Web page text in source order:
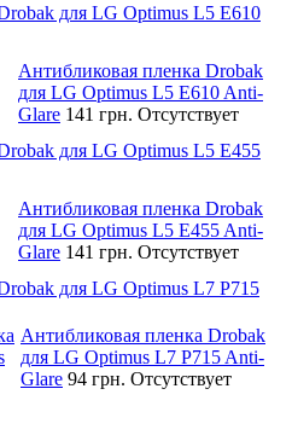
для LG Optimus L5 E610
Антибликовая пленка Drobak
для LG Optimus L5 E610 Anti-
Glare 141 грн. Отсутствует
для LG Optimus L5 E455
Антибликовая пленка Drobak
для LG Optimus L5 E455 Anti-
Glare 141 грн. Отсутствует
для LG Optimus L7 P715
Антибликовая пленка Drobak
для LG Optimus L7 P715 Anti-
Glare 94 грн. Отсутствует